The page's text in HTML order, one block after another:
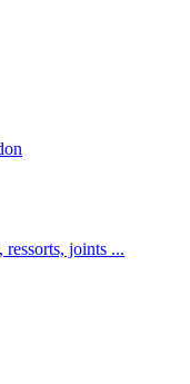
ressorts, joints ...